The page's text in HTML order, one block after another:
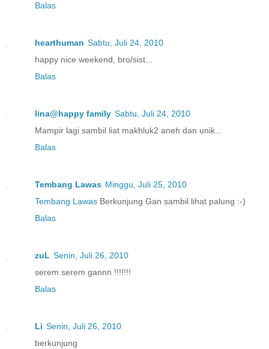
Balas
hearthuman Sabtu, Juli 24, 2010
happy nice weekend, bro/sist...
Balas
lina@happy family Sabtu, Juli 24, 2010
Mampir lagi sambil liat makhluk2 aneh dan unik...
Balas
Tembang Lawas Minggu, Juli 25, 2010
Tembang Lawas Berkunjung Gan sambil lihat palung :-)
Balas
zuL Senin, Juli 26, 2010
serem serem gannn !!!!!!!
Balas
Li Senin, Juli 26, 2010
berkunjung